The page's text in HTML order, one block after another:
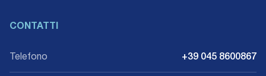
CONTATTI
Telefono +39 045 8600867